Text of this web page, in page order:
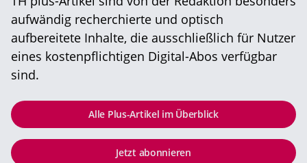
aufwändig recherchierte und optisch
aufbereitete Inhalte, die ausschließlich für Nutzer
eines kostenpflichtigen Digital-Abos verfügbar
sind.
Alle Plus-Artikel im Überblick
Jetzt abonnieren